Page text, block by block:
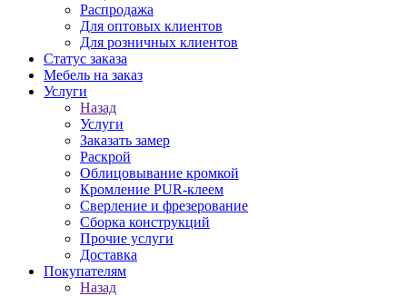
Распродажа
Для оптовых клиентов
Для розничных клиентов
Статус заказа
Мебель на заказ
Услуги
Назад
Услуги
Заказать замер
Раскрой
Облицовывание кромкой
Кромление PUR-клеем
Сверление и фрезерование
Сборка конструкций
Прочие услуги
Доставка
Покупателям
Назад